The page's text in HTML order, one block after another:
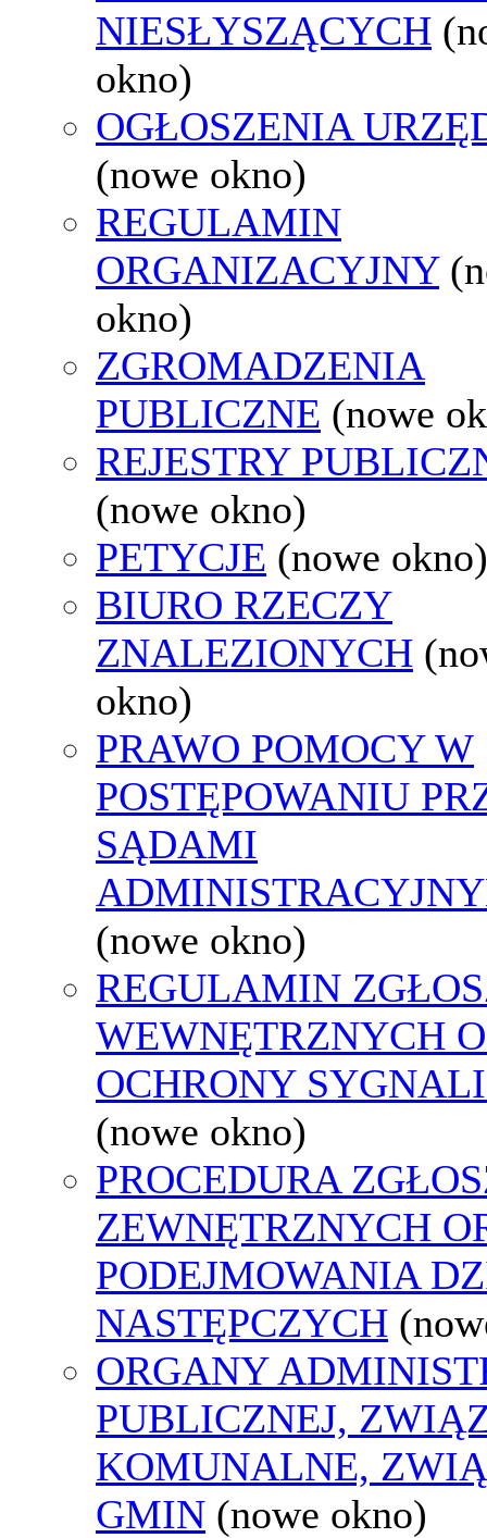
NIESŁYSZĄCYCH
okno)
OGŁOSZENIA
(nowe okno)
REGULAMIN
ORGANIZACYJNY
okno)
ZGROMADZENIA
PUBLICZNE (nowe
REJESTRY
(nowe okno)
PETYCJE (nowe okno)
BIURO RZECZY
ZNALEZIONYCH
okno)
PRAWO POMOCY W
POSTĘPOWANIU
SĄDAMI
(nowe okno)
REGULAMIN
WEWNĘTRZNYCH
OCHRONY
(nowe okno)
PROCEDURA
ZEWNĘTRZNYCH
PODEJMOWANIA
NASTĘPCZYCH
ORGANY
PUBLICZNEJ,
KOMUNALNE,
GMIN (nowe okno)